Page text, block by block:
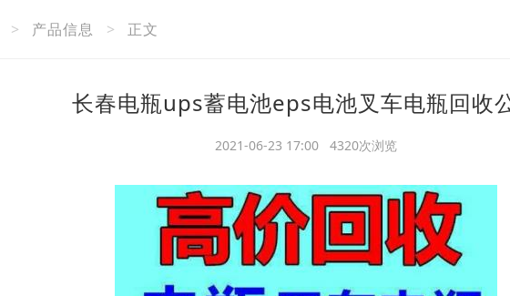
> 产品信息 > 正文
长春电瓶ups蓄电池eps电池叉车电瓶回收
2021-06-23 17:00 4320次浏览